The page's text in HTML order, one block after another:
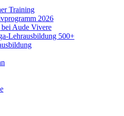
Training
2026
Aude Vivere
Lehrausbildung 500+